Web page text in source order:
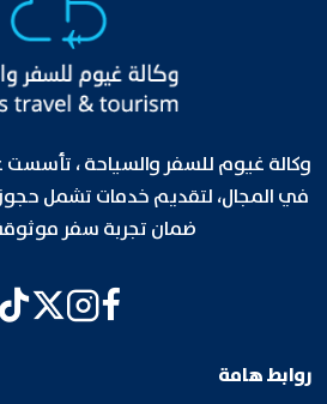
في المجال، لتقديم خدمات تشمل
ضمان تجربة سفر
روابط هامة